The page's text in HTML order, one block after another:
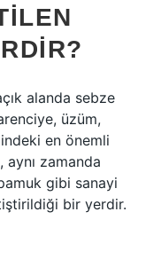
alanda sebze
üzüm,
en önemli
zamanda
gibi sanayi
bir yerdir.